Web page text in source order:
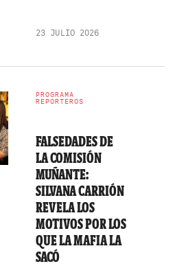
23 JULIO 2026
PROGRAMA
REPORTEROS
FALSEDADES DE
LA COMISIÓN
MUÑANTE:
SILVANA CARRIÓN
REVELA LOS
MOTIVOS POR LOS
QUE LA MAFIA LA
SACÓ